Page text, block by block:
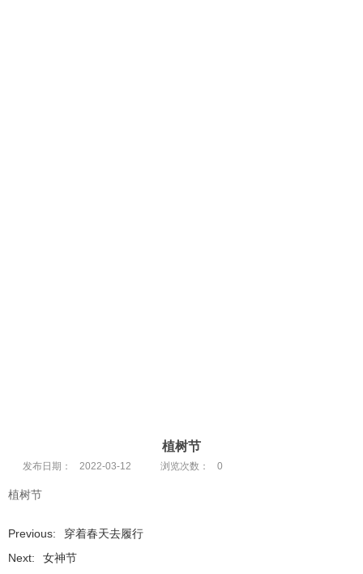
植树节
发布日期： 2022-03-12 浏览次数： 0
植树节
Previous:
穿着春天去履行
Next:
女神节